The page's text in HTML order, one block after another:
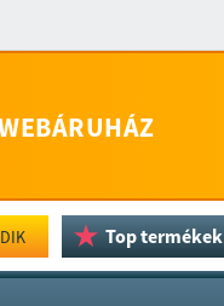
Top termékek